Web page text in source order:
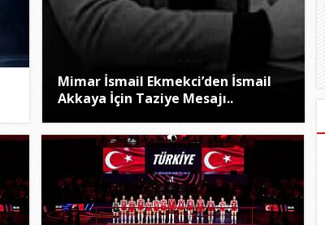
Mimar İsmail Ekmekci’den İsmail
Akkaya İçin Taziye Mesajı..